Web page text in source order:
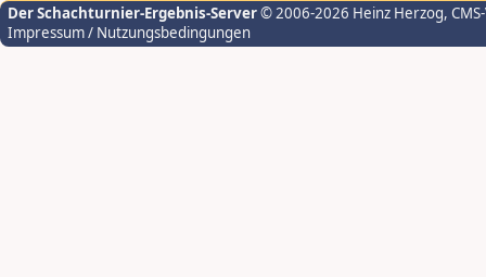
Der Schachturnier-Ergebnis-Server© 2006-2026 Heinz Herzog,
Impressum / Nutzungsbedingungen